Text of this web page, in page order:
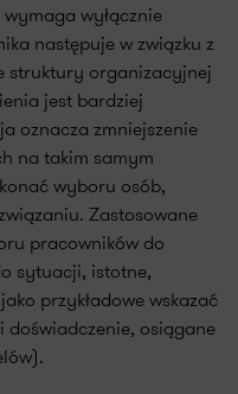
wyłącznie
następuje w związku z
struktury organizacyjnej
jest bardziej
oznacza zmniejszenie
na takim samym
wyboru osób,
Zastosowane
pracowników do
sytuacji, istotne,
przykładowe wskazać
doświadczenie, osiągane